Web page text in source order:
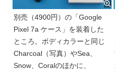
別売（4900円）の「Google
Pixel 7a ケース」を装着した
ところ。ボディカラーと同じ
Charcoal（写真）やSea、
Snow、Coralのほかに、